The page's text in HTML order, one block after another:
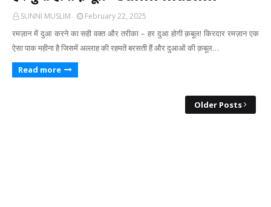
SUNNI MUSLIM February 22, 2025
रमज़ान में दुआ करने का सही वक्त और तरीका – हर दुआ होगी क़बूल! किरदार रमज़ान एक
ऐसा पाक महीना है जिसमें अल्लाह की रहमतें बरसती हैं और दुआओं की क़बूल…
Read more
Older Posts